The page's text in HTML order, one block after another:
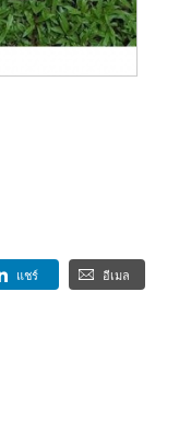
แชร์ อีเมล